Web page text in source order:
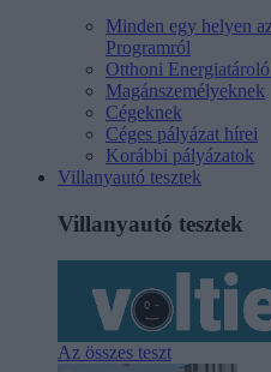
Minden egy helyen
Programról
Otthoni
Magánszemélyeknek
Cégeknek
Céges pályázat hírei
Korábbi pályázatok
Villanyautó tesztek
Villanyautó tesztek
Az összes teszt